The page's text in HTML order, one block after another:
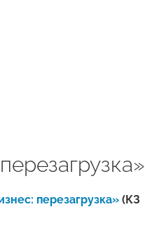
перезагрузка» (КЗ